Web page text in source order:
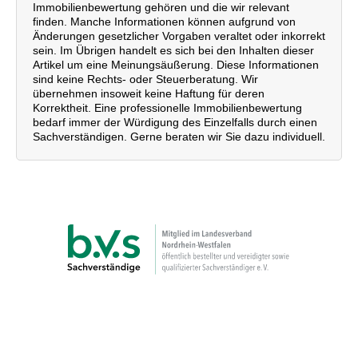
Immobilienbewertung gehören und die wir relevant
finden. Manche Informationen können aufgrund von
Änderungen gesetzlicher Vorgaben veraltet oder inkorrekt
sein. Im Übrigen handelt es sich bei den Inhalten dieser
Artikel um eine Meinungsäußerung. Diese Informationen
sind keine Rechts- oder Steuerberatung. Wir
übernehmen insoweit keine Haftung für deren
Korrektheit. Eine professionelle Immobilienbewertung
bedarf immer der Würdigung des Einzelfalls durch einen
Sachverständigen. Gerne beraten wir Sie dazu individuell.